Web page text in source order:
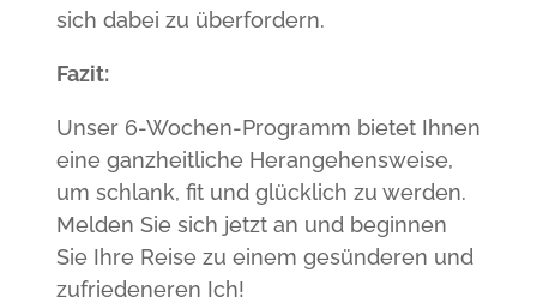
sich dabei zu überfordern.
Fazit:
Unser 6-Wochen-Programm bietet Ihnen
eine ganzheitliche Herangehensweise,
um schlank, fit und glücklich zu werden.
Melden Sie sich jetzt an und beginnen
Sie Ihre Reise zu einem gesünderen und
zufriedeneren Ich!